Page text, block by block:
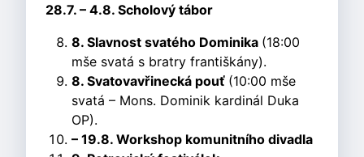
28.7. – 4.8. Scholový tábor
8. Slavnost svatého Dominika (18:00
mše svatá s bratry františkány).
8. Svatovavřinecká pouť (10:00 mše
svatá – Mons. Dominik kardinál Duka
OP).
– 19.8. Workshop komunitního divadla